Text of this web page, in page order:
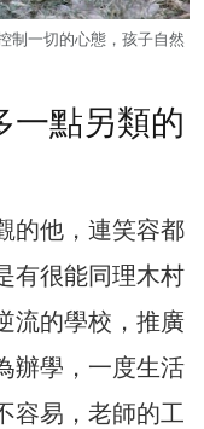
制一切的心態，孩子自然
一點另類的
的他，連笑容都
有很能同理木村
流的學校，推廣
辦學，一度生活
容易，老師的工